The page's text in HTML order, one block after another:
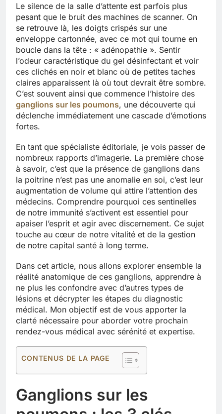
Le silence de la salle d’attente est parfois plus
pesant que le bruit des machines de scanner. On
se retrouve là, les doigts crispés sur une
enveloppe cartonnée, avec ce mot qui tourne en
boucle dans la tête : « adénopathie ». Sentir
l’odeur caractéristique du gel désinfectant et voir
ces clichés en noir et blanc où de petites taches
claires apparaissent là où tout devrait être sombre.
C’est souvent ainsi que commence l’histoire des
ganglions sur les poumons, une découverte qui
déclenche immédiatement une cascade d’émotions
fortes.
En tant que spécialiste éditoriale, je vois passer de
nombreux rapports d’imagerie. La première chose
à savoir, c’est que la présence de ganglions dans
la poitrine n’est pas une anomalie en soi, c’est leur
augmentation de volume qui attire l’attention des
médecins. Comprendre pourquoi ces sentinelles
de notre immunité s’activent est essentiel pour
apaiser l’esprit et agir avec discernement. Ce sujet
touche au cœur de notre vitalité et de la gestion
de notre capital santé à long terme.
Dans cet article, nous allons explorer ensemble la
réalité anatomique de ces ganglions, apprendre à
ne plus les confondre avec d’autres types de
lésions et décrypter les étapes du diagnostic
médical. Mon objectif est de vous apporter la
clarté nécessaire pour aborder votre prochain
rendez-vous médical avec sérénité et expertise.
CONTENUS DE LA PAGE
Ganglions sur les